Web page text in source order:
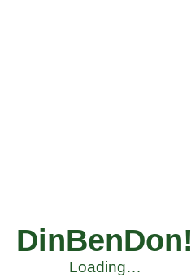
DinBenDon!
Loading…